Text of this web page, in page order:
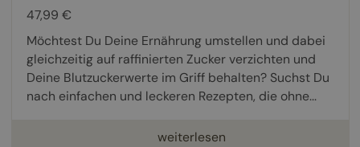
47,99 €
Möchtest Du Deine Ernährung umstellen und dabei
gleichzeitig auf raffinierten Zucker verzichten und
Deine Blutzuckerwerte im Griff behalten? Suchst Du
nach einfachen und leckeren Rezepten, die ohne...
weiterlesen